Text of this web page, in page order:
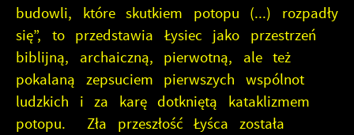
budowli, które skutkiem potopu (...) rozpadły
się”, to przedstawia Łysiec jako przestrzeń
biblijną, archaiczną, pierwotną, ale też
pokalaną zepsuciem pierwszych wspólnot
ludzkich i za karę dotkniętą kataklizmem
potopu. Zła przeszłość Łyśca została